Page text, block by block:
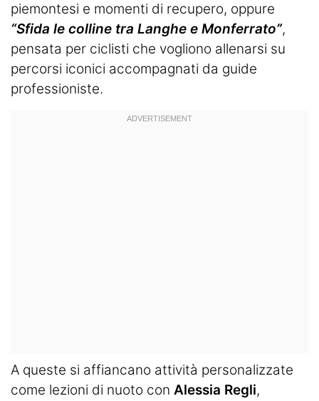
piemontesi e momenti di recupero, oppure
“Sfida le colline tra Langhe e Monferrato”,
pensata per ciclisti che vogliono allenarsi su
percorsi iconici accompagnati da guide
professioniste.
A queste si affiancano attività personalizzate
come lezioni di nuoto con Alessia Regli,